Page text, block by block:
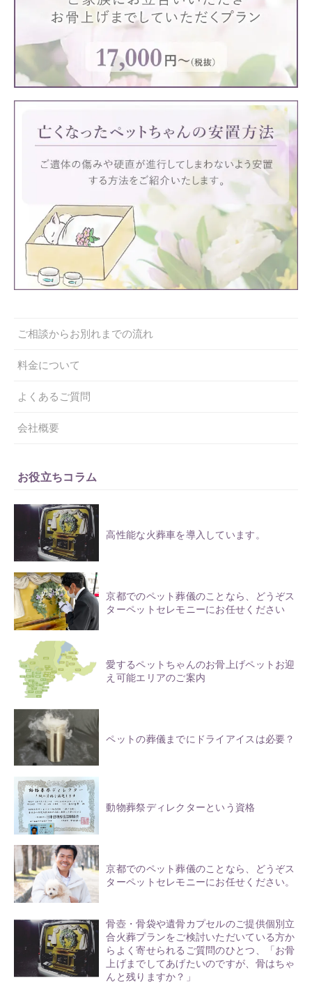
ご相談からお別れまでの流れ
料金について
よくあるご質問
会社概要
お役立ちコラム
高性能な火葬車を導入しています。
京都でのペット葬儀のことなら、どうぞス
ターペットセレモニーにお任せください
愛するペットちゃんのお骨上げペットお迎
え可能エリアのご案内
ペットの葬儀までにドライアイスは必要？
動物葬祭ディレクターという資格
京都でのペット葬儀のことなら、どうぞス
ターペットセレモニーにお任せください。
骨壺・骨袋や遺骨カプセルのご提供個別立
合火葬プランをご検討いただいている方か
らよく寄せられるご質問のひとつ、「お骨
上げまでしてあげたいのですが、骨はちゃ
んと残りますか？」